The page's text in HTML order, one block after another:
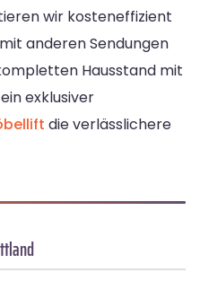
wir kosteneffizient
anderen Sendungen
Hausstand mit
exklusiver
die verlässlichere